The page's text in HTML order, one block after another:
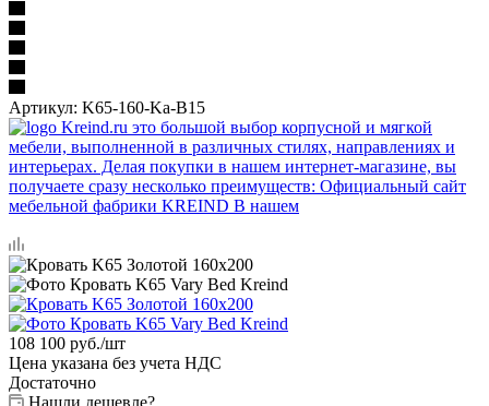
Артикул: K65-160-Ka-B15
108 100 руб./шт
Цена указана без учета НДС
Достаточно
Нашли дешевле?